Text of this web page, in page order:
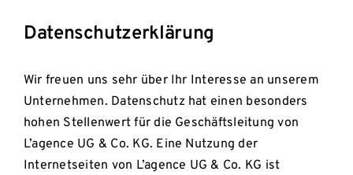
Blog
Über uns
Kontakt
Datenschutzerklärung
Wir freuen uns sehr über Ihr Interesse an unserem
Unternehmen. Datenschutz hat einen besonders
hohen Stellenwert für die Geschäftsleitung von
L’agence UG & Co. KG. Eine Nutzung der
Internetseiten von L’agence UG & Co. KG ist